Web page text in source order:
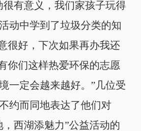
有意义，我们家孩子玩得
动中学到了垃圾分类的知
很好，下次如果再办我还
你们这样热爱环保的志愿
一定会越来越好。”几位受
约而同地表达了他们对
，西湖添魅力”公益活动的